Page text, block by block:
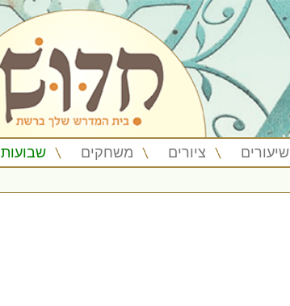
שיעורים ציורים משחקים שבועות